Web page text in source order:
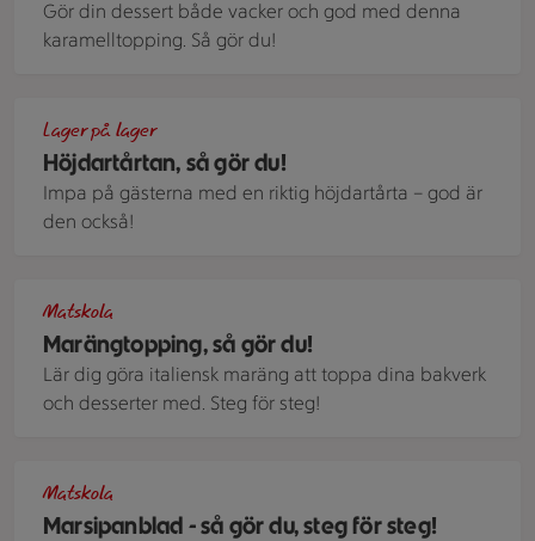
Gör din dessert både vacker och god med denna
karamelltopping. Så gör du!
Höjdartårtan, så gör du!
Lager på lager
Impa på gästerna med en riktig höjdartårta – god är
den också!
Marängtopping, så gör du!
Matskola
Lär dig göra italiensk maräng att toppa dina bakverk
och desserter med. Steg för steg!
Marsipanblad - så gör du, steg för steg!
Matskola